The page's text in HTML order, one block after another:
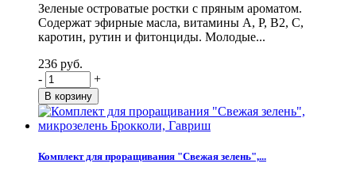
Зеленые островатые ростки с пряным ароматом.
Содержат эфирные масла, витамины А, Р, В2, С,
каротин, рутин и фитонциды. Молодые...
236 руб.
-
+
Комплект для проращивания "Свежая зелень",...